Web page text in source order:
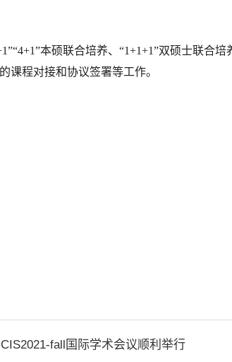
本硕联合培养、“1+1+1”双硕士联
课程对接和协议签署等工作。
fall国际学术会议顺利举行